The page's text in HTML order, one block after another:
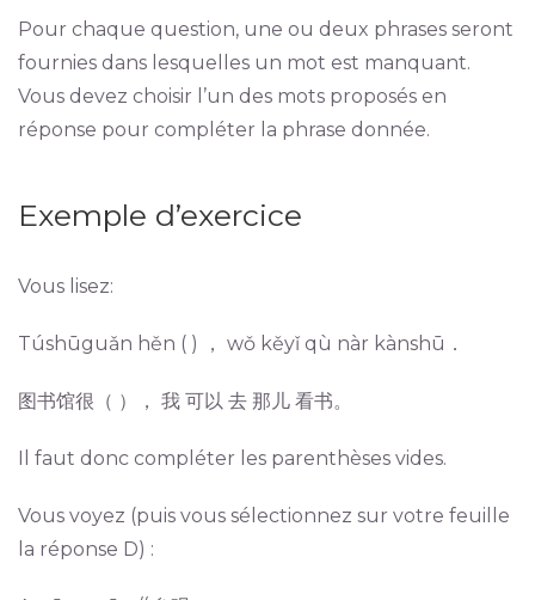
Pour chaque question, une ou deux phrases seront
fournies dans lesquelles un mot est manquant.
Vous devez choisir l’un des mots proposés en
réponse pour compléter la phrase donnée.
Exemple d’exercice
Vous lisez:
Túshūguǎn hěn ( ) ， wǒ kěyǐ qù nàr kànshū．
图书馆很（ ）， 我 可以 去 那儿 看书。
Il faut donc compléter les parenthèses vides.
Vous voyez (puis vous sélectionnez sur votre feuille
la réponse D) :